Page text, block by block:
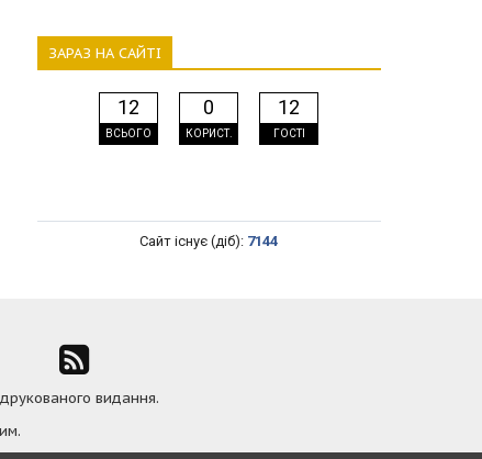
ЗАРАЗ НА САЙТІ
12
ВСЬОГО
0
КОРИСТ.
12
ГОСТІ
Сайт існує (діб): 7144
видання.